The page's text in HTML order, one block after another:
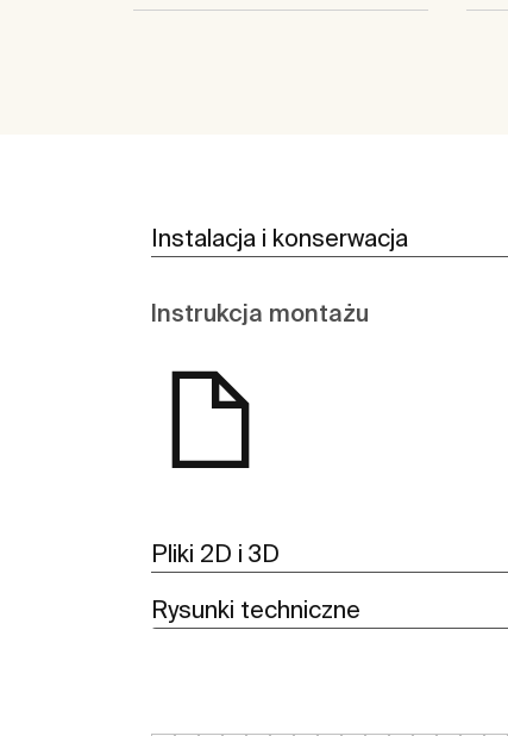
Instalacja i konserwacja
Instrukcja montażu
Pliki 2D i 3D
Rysunki techniczne